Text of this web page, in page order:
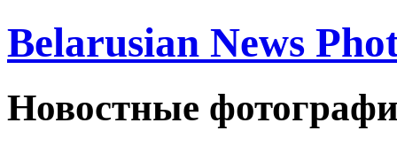
Belarusian News
Новостные